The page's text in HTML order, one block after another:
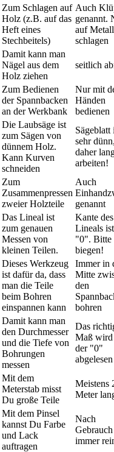
Zum Schlagen auf
Holz (z.B. auf das
Heft eines
Stechbeitels)
Auch
genannt.
auf Metall
schlagen
Damit kann man
Nägel aus dem
Holz ziehen
seitlich
Zum Bedienen
der Spannbacken
an der Werkbank
Nur mit
Händen
bedienen
Die Laubsäge ist
zum Sägen von
dünnem Holz.
Kann Kurven
schneiden
Sägeblatt
sehr
daher
arbeiten!
Zum
Zusammenpressen
zweier Holzteile
Auch
genannt
Das Lineal ist
zum genauen
Messen von
kleinen Teilen.
Kante des
Lineals
"0". Bitte
biegen!
Dieses Werkzeug
ist dafür da, dass
man die Teile
beim Bohren
einspannen kann
Immer in
Mitte
den
bohren
Damit kann man
den Durchmesser
und die Tiefe von
Bohrungen
messen
Das
Maß wird
der "0"
abgelesen
Mit dem
Meterstab misst
Du große Teile
Meistens
Meter
Mit dem Pinsel
kannst Du Farbe
und Lack
auftragen
Nach
Gebrauch
immer